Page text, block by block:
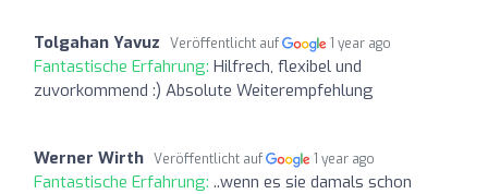
Tolgahan Yavuz Veröffentlicht auf 1 year ago
Fantastische Erfahrung: Hilfrech, flexibel und
zuvorkommend :) Absolute Weiterempfehlung
Werner Wirth Veröffentlicht auf 1 year ago
Fantastische Erfahrung: ..wenn es sie damals schon